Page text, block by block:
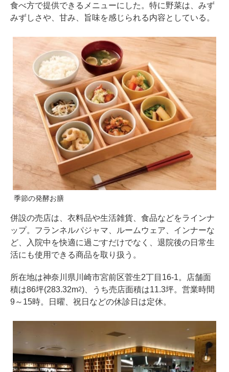
食べ方で提供できるメニューにした。特に野菜は、みず
みずしさや、甘み、旨味を感じられる内容としている。
季節の発酵お膳
併設の売店は、衣料品や生活雑貨、食品などをラインナ
ップ。フランネルパジャマ、ルームウェア、インナーな
ど、入院中を快適に過ごすだけでなく、退院後の日常生
活にも使用できる商品を取り扱う。
所在地は神奈川県川崎市宮前区菅生2丁目16-1。店舗面
積は86坪(283.32m2)、うち売店面積は11.3坪。営業時間
9～15時。日曜、祝日などの休診日は定休。